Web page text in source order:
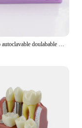
1pcs endo autoclavable doulabable docontic docontic block שיניים מכשיר שיניים חודרנית